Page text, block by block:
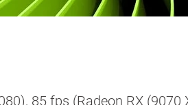
85 fps (Radeon RX (9070